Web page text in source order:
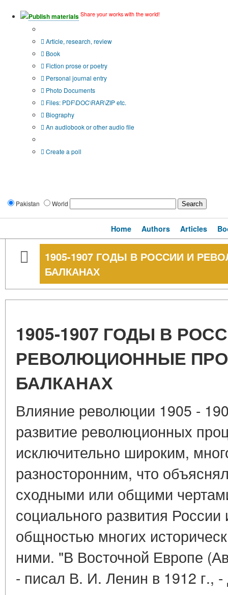
Publish materials Share your works with the world!
Article, research, review
Book
Fiction prose or poetry
Personal journal entry
Photo Documents
Files: PDF\DOC\RAR\ZIP etc.
Biography
An audiobook or other audio file
Create a poll
Pakistan World
Home Authors Articles
1905-1907 ГОДЫ В РОССИИ И
БАЛКАНАХ
1905-1907 ГОДЫ В
РЕВОЛЮЦИОННЫЕ
БАЛКАНАХ
Влияние революции 1905 -
развитие революционных
исключительно широким,
разносторонним, что
сходными или общими
социального развития
общностью многих
ними. "В Восточной Европе
- писал В. И. Ленин в 1912 г.,